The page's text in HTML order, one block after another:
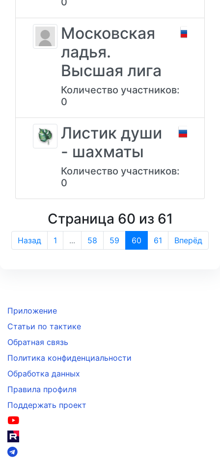
Московская
ладья.
Высшая лига
Количество участников:
0
Листик души
- шахматы
Количество участников:
0
Страница 60 из 61
Назад 1 ... 58 59 60 61 Вперёд
Приложение
Статьи по тактике
Обратная связь
Политика конфиденциальности
Обработка данных
Правила профиля
Поддержать проект